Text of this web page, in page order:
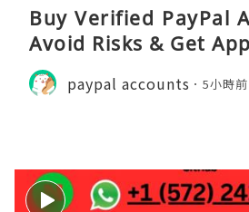
Buy Verified PayPal
Avoid Risks & Get
paypal accounts 5小時前